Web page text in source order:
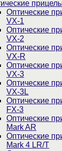
Оптические
VX-1
Оптические
VX-2
Оптические
VX-R
Оптические
VX-3
Оптические
VX-3L
Оптические
FX-3
Оптические
Mark AR
Оптические
Mark 4 LR/T